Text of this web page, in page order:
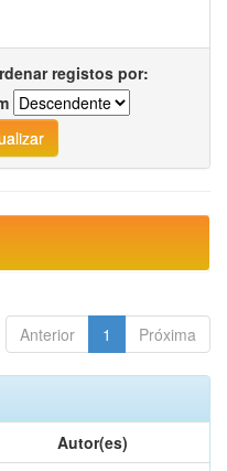
registos por:
Anterior 1 Próxima
Autor(es)